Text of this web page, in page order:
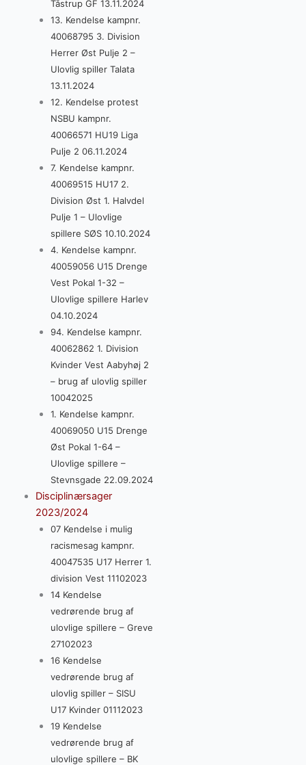
Tåstrup GF 13.11.2024
13. Kendelse kampnr.
40068795 3. Division
Herrer Øst Pulje 2 –
Ulovlig spiller Talata
13.11.2024
12. Kendelse protest
NSBU kampnr.
40066571 HU19 Liga
Pulje 2 06.11.2024
7. Kendelse kampnr.
40069515 HU17 2.
Division Øst 1. Halvdel
Pulje 1 – Ulovlige
spillere SØS 10.10.2024
4. Kendelse kampnr.
40059056 U15 Drenge
Vest Pokal 1-32 –
Ulovlige spillere Harlev
04.10.2024
94. Kendelse kampnr.
40062862 1. Division
Kvinder Vest Aabyhøj 2
– brug af ulovlig spiller
10042025
1. Kendelse kampnr.
40069050 U15 Drenge
Øst Pokal 1-64 –
Ulovlige spillere –
Stevnsgade 22.09.2024
Disciplinærsager
2023/2024
07 Kendelse i mulig
racismesag kampnr.
40047535 U17 Herrer 1.
division Vest 11102023
14 Kendelse
vedrørende brug af
ulovlige spillere – Greve
27102023
16 Kendelse
vedrørende brug af
ulovlig spiller – SISU
U17 Kvinder 01112023
19 Kendelse
vedrørende brug af
ulovlige spillere – BK